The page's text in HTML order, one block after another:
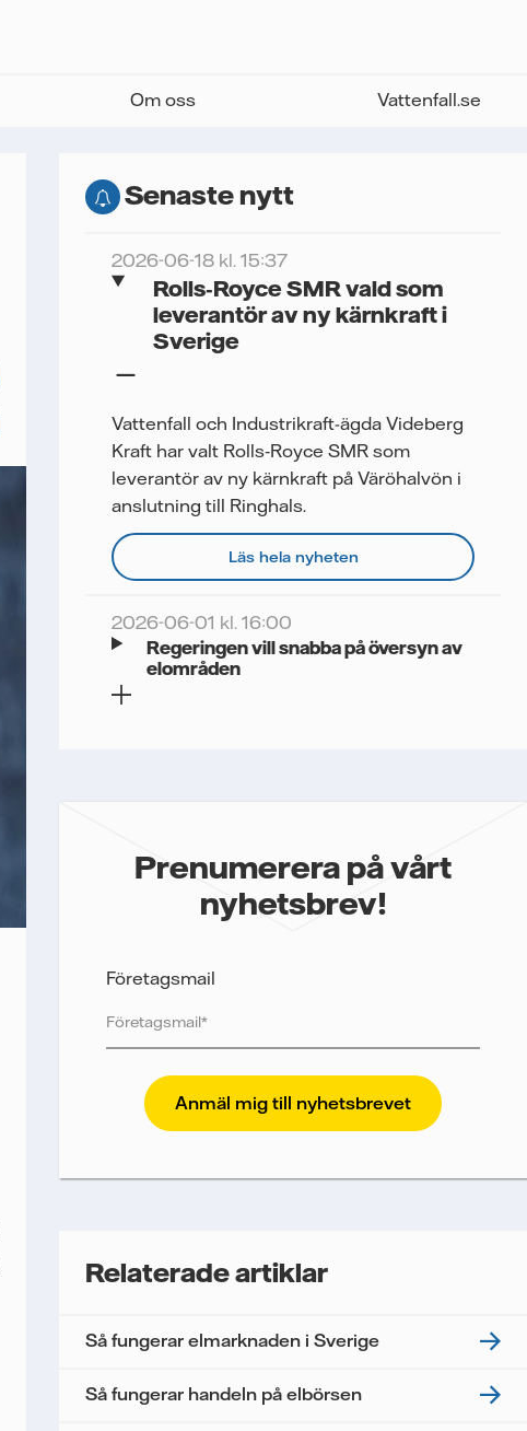
Om oss Vattenfall.se
Senaste nytt
2026-06-18 kl. 15:37
Rolls‑Royce SMR vald som
leverantör av ny kärnkraft i
Sverige
Vattenfall och Industrikraft-ägda Videberg
Kraft har valt Rolls‑Royce SMR som
leverantör av ny kärnkraft på Väröhalvön i
anslutning till Ringhals.
Läs hela nyheten
2026-06-01 kl. 16:00
Regeringen vill snabba på översyn av
elområden
Prenumerera på vårt
nyhetsbrev!
Företagsmail
Vattenfall skyddar och respekterar din integritet.
För att Vattenfalls storföretagsförsäljning ska
kunna skicka nyhetsbrevet till dig, behöver vi dina
mäta och analysera deras prestanda, inklusive
delas med tredje part, och du kan när som helst
Vattenfall behandlar dina personuppgifter.
Jag samtycker till att Vattenfall behandlar mina
Relaterade artiklar
Så fungerar elmarknaden i Sverige
Så fungerar handeln på elbörsen